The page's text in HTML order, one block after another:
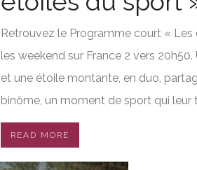
Retrouvez le Programme court «
les weekend sur France 2 vers
et une étoile montante, en duo,
binôme, un moment de sport qui leur
READ MORE